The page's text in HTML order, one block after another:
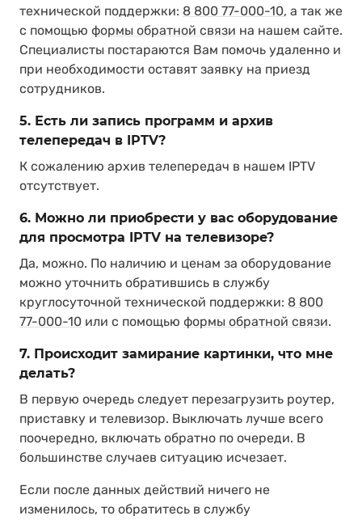
технической поддержки: 8 800 77-000-10, а так же
с помощью формы обратной связи на нашем сайте.
Специалисты постараются Вам помочь удаленно и
при необходимости оставят заявку на приезд
сотрудников.
5. Есть ли запись программ и архив
телепередач в IPTV?
К сожалению архив телепередач в нашем IPTV
отсутствует.
6. Можно ли приобрести у вас оборудование
для просмотра IPTV на телевизоре?
Да, можно. По наличию и ценам за оборудование
можно уточнить обратившись в службу
круглосуточной технической поддержки: 8 800
77-000-10 или с помощью формы обратной связи.
7. Происходит замирание картинки, что мне
делать?
В первую очередь следует перезагрузить роутер,
приставку и телевизор. Выключать лучше всего
поочередно, включать обратно по очереди. В
большинстве случаев ситуацию исчезает.
Если после данных действий ничего не
изменилось, то обратитесь в службу